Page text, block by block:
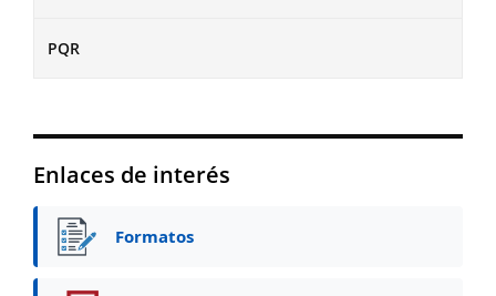
PQR
Enlaces de interés
Formatos